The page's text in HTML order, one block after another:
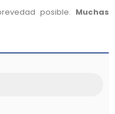
posible. Muchas